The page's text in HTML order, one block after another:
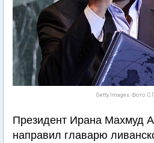
Getty Images. Фото:
Президент Ирана Махмуд
направил главарю